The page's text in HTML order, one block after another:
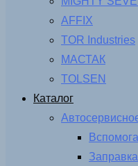
AFFIX
TOR Industries
МАСТАК
TOLSEN
Каталог